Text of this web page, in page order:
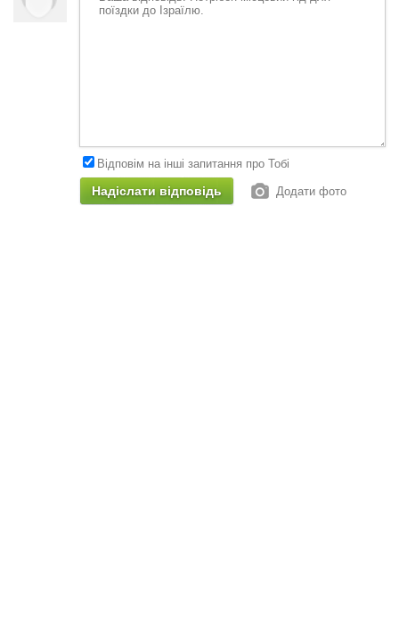
Відповім на інші запитання про Тобі
Додати фото